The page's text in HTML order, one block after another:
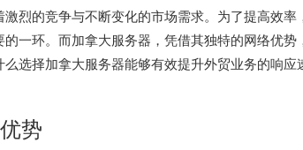
烈的竞争与不断变化的市场需求。为了提高效率
一环。而加拿大服务器，凭借其独特的网络优
选择加拿大服务器能够有效提升外贸业务的响
势